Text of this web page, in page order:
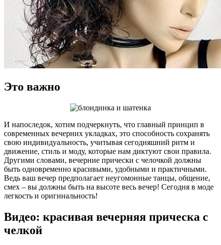
Это важно
И напоследок, хотим подчеркнуть, что главный принцип в
современных вечерних укладках, это способность сохранять
свою индивидуальность, учитывая сегодняшний ритм и
движение, стиль и моду, которые нам диктуют свои правила.
Другими словами, вечерние прически с челочкой должны
быть одновременно красивыми, удобными и практичными.
Ведь ваш вечер предполагает неугомонные танцы, общение,
смех – вы должны быть на высоте весь вечер! Сегодня в моде
легкость и оригинальность!
Видео: красивая вечерняя прическа с
челкой